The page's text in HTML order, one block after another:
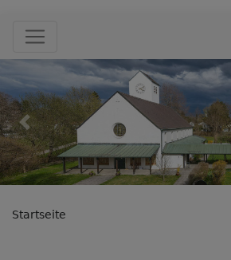
Hauptnavigation
Previous
Startseite